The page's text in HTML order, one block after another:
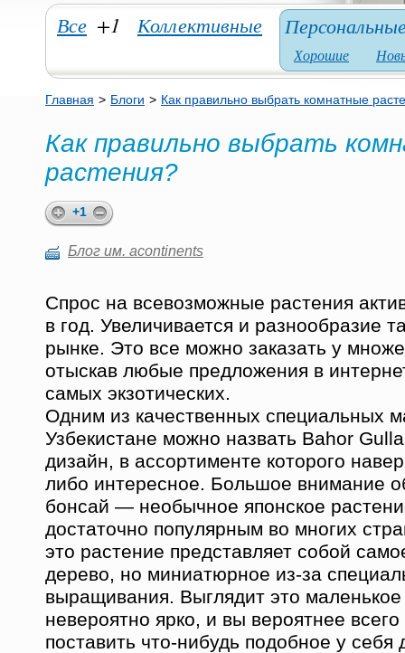
Все +1 Коллективные
Хорошие
Главная > Блоги > Как правильно выбрать комнатные
Как правильно выбрать
растения?
+1
Блог им. acontinents
Спрос на всевозможные растения
в год. Увеличивается и разнообразие
рынке. Это все можно заказать у
отыскав любые предложения в
самых экзотических.
Одним из качественных специальных
Узбекистане можно назвать Bahor
дизайн, в ассортименте которого
либо интересное. Большое внимание
бонсай — необычное японское
достаточно популярным во многих
это растение представляет собой
дерево, но миниатюрное из-за
выращивания. Выглядит это
невероятно ярко, и вы вероятнее всего
поставить что-нибудь подобное у себя